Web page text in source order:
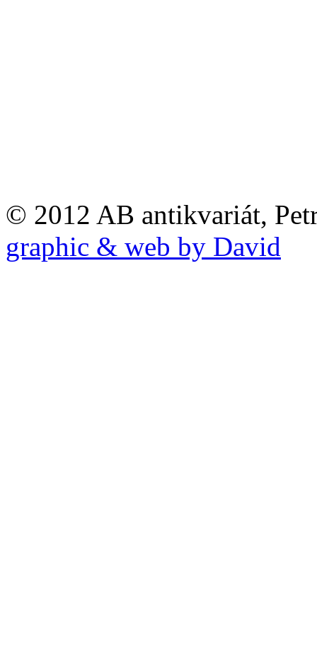
© 2012 AB antikvariát,
graphic & web by David